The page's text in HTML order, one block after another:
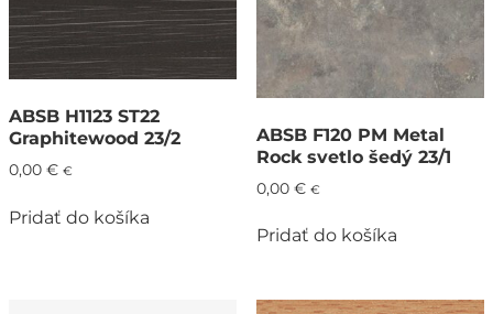
ABSB H1123 ST22
Graphitewood 23/2
0,00 € €
Pridať do košíka
ABSB F120 PM Metal
Rock svetlo šedý 23/1
0,00 € €
Pridať do košíka